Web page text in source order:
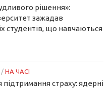
рішення»:
зажадав
студентів, що навчаються
/ НА ЧАСІ
підтримання страху: ядерні